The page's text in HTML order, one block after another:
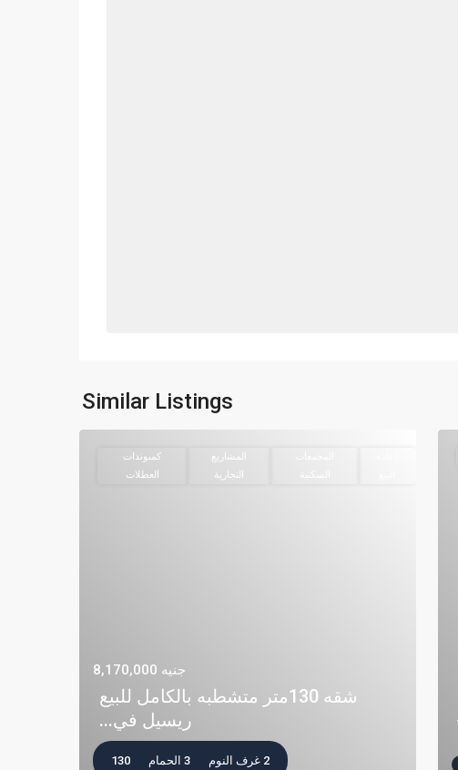
Similar Listings
المشاريع
التجارية
كمبوندات
العطلات
جنيه 8,170,000
شقه 130متر متشطبه بالكامل للبيع
ريسيل في...
2 غرف النوم 3 الحمام 130